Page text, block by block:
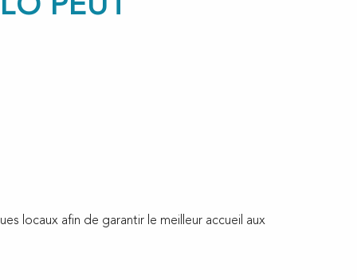
PEUT
locaux afin de garantir le meilleur accueil aux